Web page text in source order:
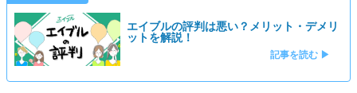
エイブルの評判は悪い？メリット・デメリ
ットを解説！
記事を読む ▶